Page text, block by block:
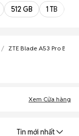
512 GB 1 TB
ZTE Blade A53 Pro Bắc
Xem Cửa hàng
Tin mới nhất